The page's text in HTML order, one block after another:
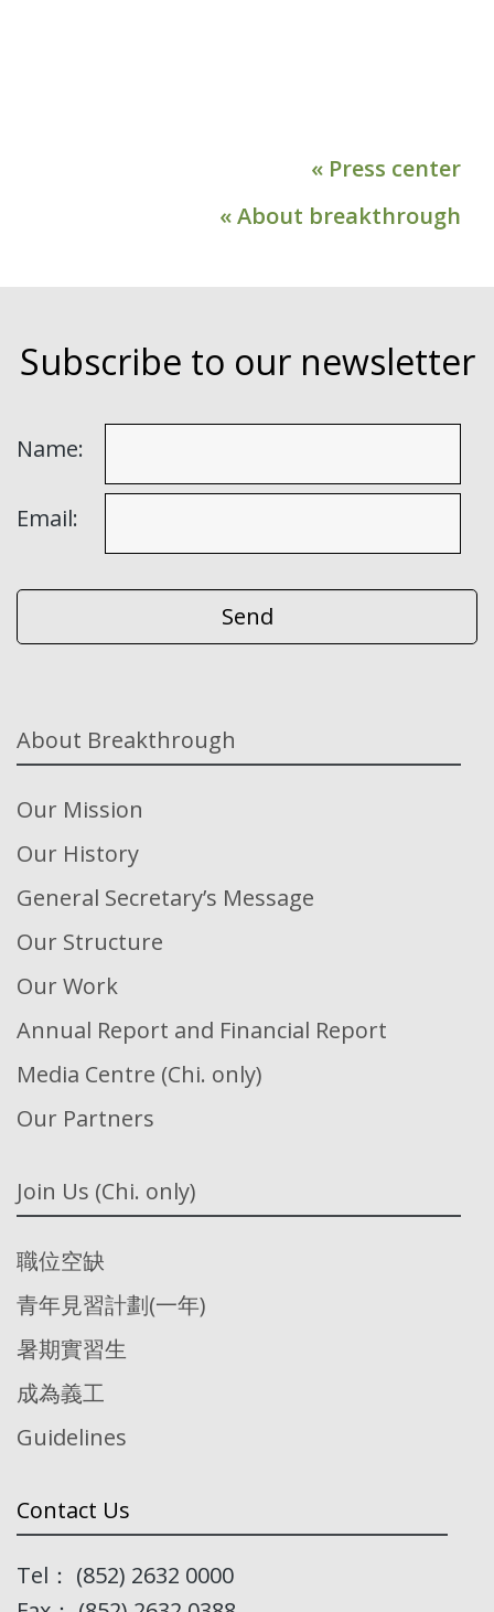
« Press center
« About breakthrough
Subscribe to our newsletter
Name:
Email:
About Breakthrough
Our Mission
Our History
General Secretary’s Message
Our Structure
Our Work
Annual Report and Financial Report
Media Centre (Chi. only)
Our Partners
Join Us (Chi. only)
職位空缺
青年見習計劃(一年)
暑期實習生
成為義工
Guidelines
Contact Us
Tel： (852) 2632 0000